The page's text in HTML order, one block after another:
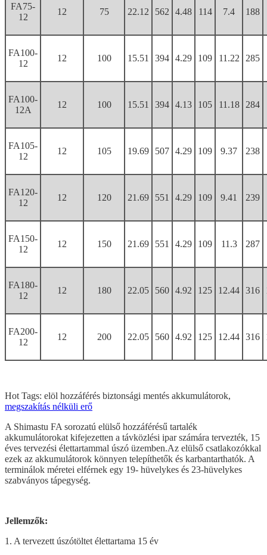
FA75-
12
12 75 22.12 562 4.48 114 7.4 188
FA100-
12
12 100 15.51 394 4.29 109 11.22 285
FA100-
12A
12 100 15.51 394 4.13 105 11.18 284
FA105-
12
12 105 19.69 507 4.29 109 9.37 238
FA120-
12
12 120 21.69 551 4.29 109 9.41 239
FA150-
12
12 150 21.69 551 4.29 109 11.3 287
FA180-
12
12 180 22.05 560 4.92 125 12.44 316
FA200-
12
12 200 22.05 560 4.92 125 12.44 316
Hot Tags: elöl hozzáférés biztonsági mentés akkumulátorok,
megszakítás nélküli erő
A Shimastu FA sorozatú elülső hozzáférésű tartalék
akkumulátorokat kifejezetten a távközlési ipar számára tervezték, 15
éves tervezési élettartammal úszó üzemben.Az elülső csatlakozókkal
ezek az akkumulátorok könnyen telepíthetők és karbantarthatók. A
terminálok méretei elférnek egy 19- hüvelykes és 23-hüvelykes
szabványos tápegység.
Jellemzők:
1. A tervezett úszótöltet élettartama 15 év